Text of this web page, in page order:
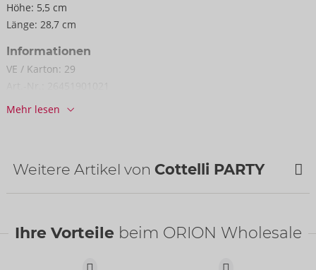
Höhe: 5,5 cm
Länge: 28,7 cm
Informationen
VE / Karton: 29
Barcode:
Mehr lesen
Weitere Artikel von Cottelli PARTY
Ihre Vorteile beim ORION Wholesale